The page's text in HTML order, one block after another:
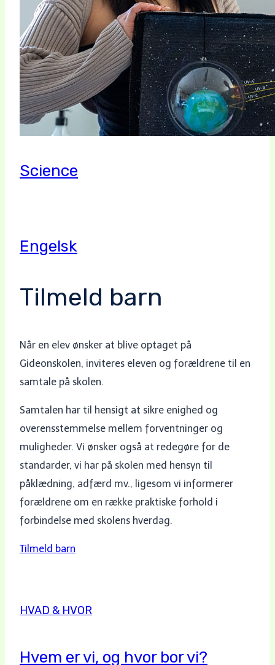
Science
Engelsk
Tilmeld barn
Når en elev ønsker at blive optaget på
Gideonskolen, inviteres eleven og forældrene til en
samtale på skolen.
Samtalen har til hensigt at sikre enighed og
overensstemmelse mellem forventninger og
muligheder. Vi ønsker også at redegøre for de
standarder, vi har på skolen med hensyn til
påklædning, adfærd mv., ligesom vi informerer
forældrene om en række praktiske forhold i
forbindelse med skolens hverdag.
Tilmeld barn
HVAD & HVOR
Hvem er vi, og hvor bor vi?